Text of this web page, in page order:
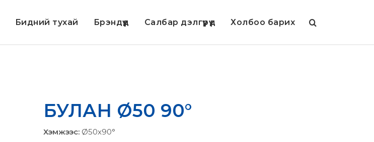
Бидний тухай Брэндүүд Салбар дэлгүүрүүд Холбоо барих
БУЛАН Ø50 90°
Хэмжээс: Ø50х90°